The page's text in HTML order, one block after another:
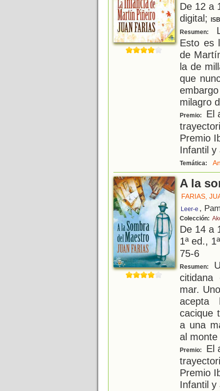
De 12 a
digital;
Resumen:
Esto es
de
la de
que
milagro
Premio:
El
Premio
Infantil y
Temática:
A la
FARIAS,
Leer-e ,
Colección:
De 14 a
1ª ed.,
75-6
Resumen:
mar.
acepta
cacique
a una
al
Premio:
El
Premio
Infantil y